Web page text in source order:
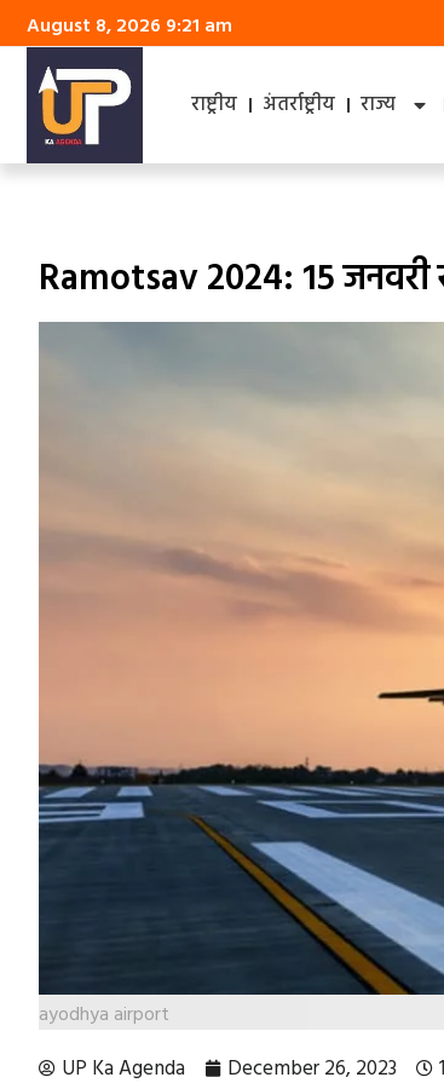
August 8, 2026 9:21 am
राष्ट्रीय अंतर्राष्ट्रीय राज्य
Ramotsav 2024: 15 जनवरी
ayodhya airport
UP Ka Agenda December 26, 2023